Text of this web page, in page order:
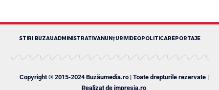
STIRI BUZAUADMINISTRATIVANUNȚURI VIDEOPOLITICAREPORTAJE
Copyright © 2015-2024 Buzăumedia.ro | Toate drepturile rezervate |
Realizat de impresia.ro